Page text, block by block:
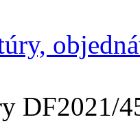
DF2021/